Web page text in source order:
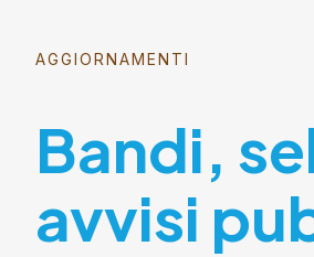
AGGIORNAMENTI
Bandi,
avvisi